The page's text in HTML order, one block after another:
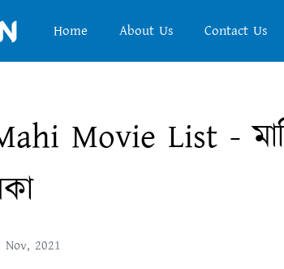
Home About Us Contact Us
Movie List -
Nov, 2021